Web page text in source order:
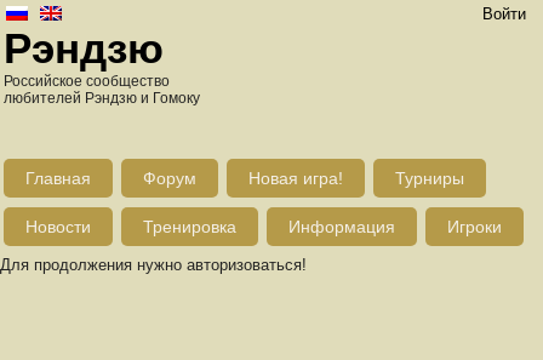
Войти
Рэндзю
Российское сообщество
любителей Рэндзю и Гомоку
Главная Форум Новая игра! Турниры
Новости Тренировка Информация Игроки
Для продолжения нужно авторизоваться!